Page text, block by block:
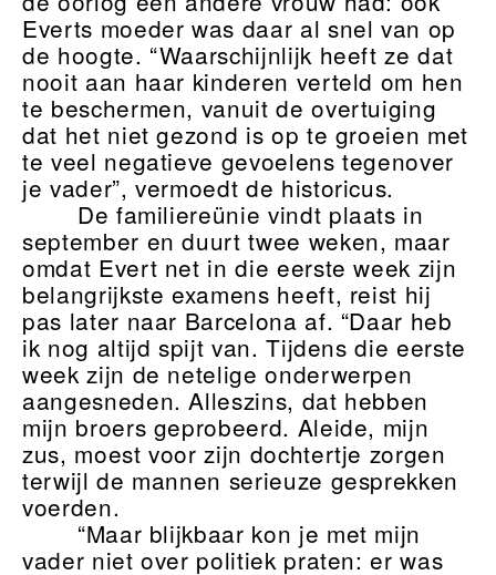
Everts moeder was daar al snel van op
de hoogte. “Waarschijnlijk heeft ze dat
nooit aan haar kinderen verteld om hen
te beschermen, vanuit de overtuiging
dat het niet gezond is op te groeien met
te veel negatieve gevoelens tegenover
je vader”, vermoedt de historicus.
De familiereünie vindt plaats in
september en duurt twee weken, maar
omdat Evert net in die eerste week zijn
belangrijkste examens heeft, reist hij
pas later naar Barcelona af. “Daar heb
ik nog altijd spijt van. Tijdens die eerste
week zijn de netelige onderwerpen
aangesneden. Alleszins, dat hebben
mijn broers geprobeerd. Aleide, mijn
zus, moest voor zijn dochtertje zorgen
terwijl de mannen serieuze gesprekken
voerden.
“Maar blijkbaar kon je met mijn
vader niet over politiek praten: er was